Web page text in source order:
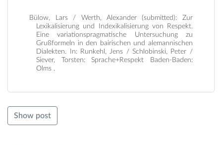
Bülow, Lars / Werth, Alexander (submitted): Zur
Lexikalisierung und Indexikalisierung von Respekt.
Eine variationspragmatische Untersuchung zu
Grußformeln in den bairischen und alemannischen
Dialekten. In: Runkehl, Jens / Schlobinski, Peter /
Siever, Torsten: Sprache+Respekt Baden-Baden:
Olms .
Show post